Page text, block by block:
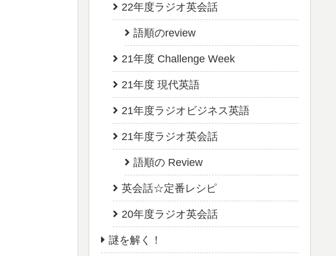
22年度ラジオ英会話
語順のreview
21年度 Challenge Week
21年度 現代英語
21年度ラジオビジネス英語
21年度ラジオ英会話
語順の Review
英会話☆定番レシピ
20年度ラジオ英会話
謎を解く！